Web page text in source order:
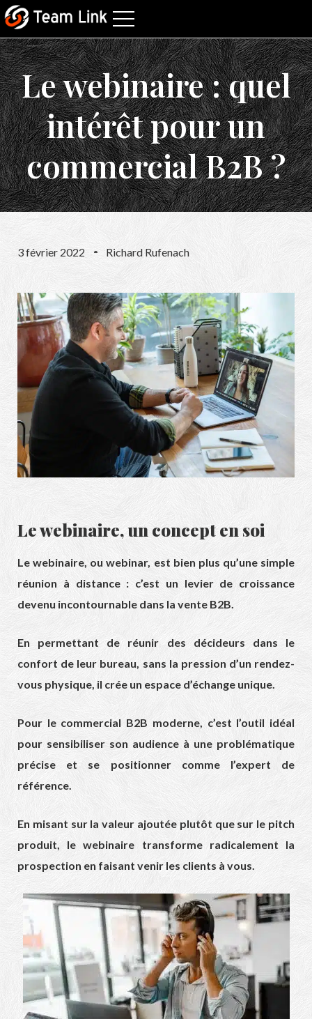
Le webinaire : quel
intérêt pour un
commercial B2B ?
3 février 2022 Richard Rufenach
Le webinaire, un concept en soi
Le webinaire, ou webinar, est bien plus qu’une simple
réunion à distance : c’est un levier de croissance
devenu incontournable dans la vente B2B.
En permettant de réunir des décideurs dans le
confort de leur bureau, sans la pression d’un rendez-
vous physique, il crée un espace d’échange unique.
Pour le commercial B2B moderne, c’est l’outil idéal
pour sensibiliser son audience à une problématique
précise et se positionner comme l’expert de
référence.
En misant sur la valeur ajoutée plutôt que sur le pitch
produit, le webinaire transforme radicalement la
prospection en faisant venir les clients à vous.